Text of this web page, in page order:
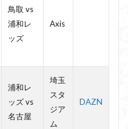
鳥取 vs
浦和レ
ッズ
Axis
浦和レ
ッズ vs
名古屋
埼玉
スタ
ジア
ム
DAZN